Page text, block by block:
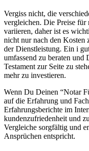
Vergiss nicht, die
vergleichen. Die Preise für
variieren, daher ist es
nicht nur nach den Kosten
der Dienstleistung. Ein i
umfassend zu beraten
Testament zur Seite zu
mehr zu investieren.
Wenn Du Deinen “Notar
auf die Erfahrung und
Erfahrungsberichte im
kundenzufriedenheit und
Vergleiche sorgfältig und
Ansprüchen entspricht.